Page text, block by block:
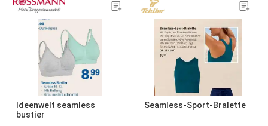
Ideenwelt seamless
bustier
Seamless-Sport-Bralette